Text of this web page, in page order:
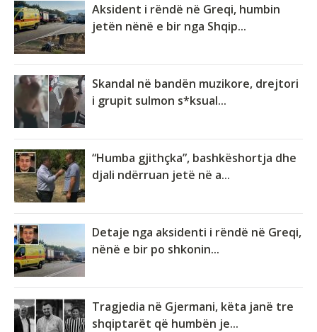
Aksident i rëndë në Greqi, humbin
jetën nënë e bir nga Shqip...
Skandal në bandën muzikore, drejtori
i grupit sulmon s*ksual...
“Humba gjithçka”, bashkëshortja dhe
djali ndërruan jetë në a...
Detaje nga aksidenti i rëndë në Greqi,
nënë e bir po shkonin...
Tragjedia në Gjermani, këta janë tre
shqiptarët që humbën je...